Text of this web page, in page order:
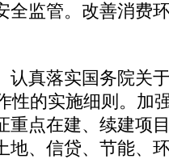
全监管。改善消费
真落实国务院关
性的实施细则。加
重点在建、续建项
地、信贷、节能、